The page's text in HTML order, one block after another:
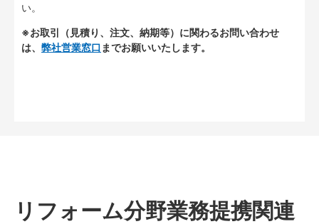
い。
※お取引（見積り、注文、納期等）に関わるお問い合わせ
は、 弊社営業窓口 までお願いいたします。
リフォーム分野業務提携関連